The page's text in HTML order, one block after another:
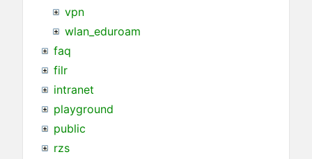
vpn
wlan_eduroam
faq
filr
intranet
playground
public
rzs